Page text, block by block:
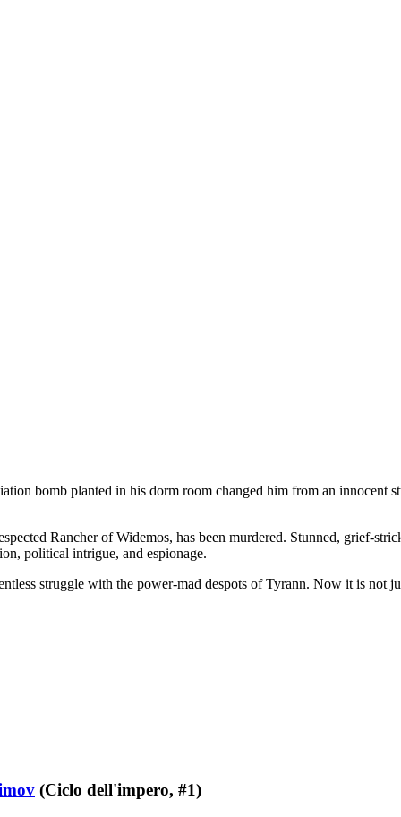
bomb planted in his dorm room changed him from an innocent
Rancher of Widemos, has been murdered. Stunned, grief-
political intrigue, and espionage.
struggle with the power-mad despots of Tyrann. Now it is not
(Ciclo dell'impero, #1)